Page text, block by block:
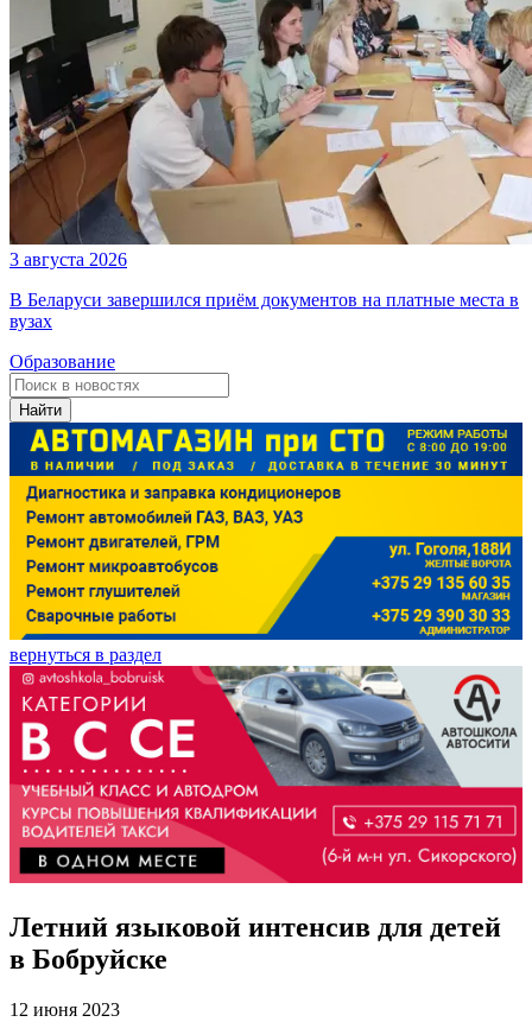
3 августа 2026
В Беларуси завершился приём документов на платные места в
вузах
Образование
Найти
вернуться в раздел
Летний языковой интенсив для детей
в Бобруйске
12 июня 2023